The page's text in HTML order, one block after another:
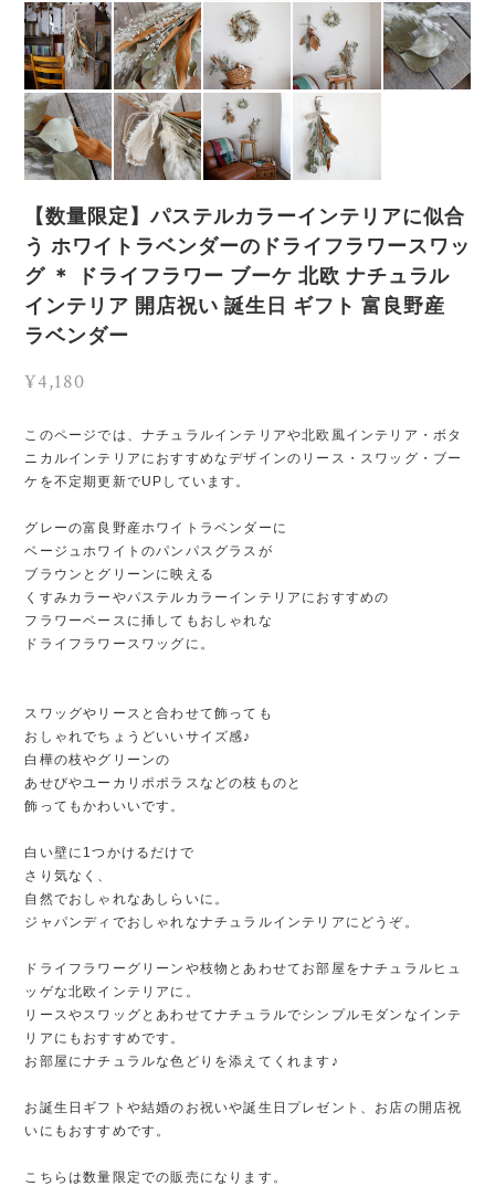
【数量限定】パステルカラーインテリアに似合
う ホワイトラベンダーのドライフラワースワッ
グ ＊ ドライフラワー ブーケ 北欧 ナチュラル
インテリア 開店祝い 誕生日 ギフト 富良野産
ラベンダー
¥4,180
このページでは、ナチュラルインテリアや北欧風インテリア・ボタ
ニカルインテリアにおすすめなデザインのリース・スワッグ・ブー
ケを不定期更新でUPしています。
グレーの富良野産ホワイトラベンダーに
ベージュホワイトのパンパスグラスが
ブラウンとグリーンに映える
くすみカラーやパステルカラーインテリアにおすすめの
フラワーベースに挿してもおしゃれな
ドライフラワースワッグに。
スワッグやリースと合わせて飾っても
おしゃれでちょうどいいサイズ感♪
白樺の枝やグリーンの
あせびやユーカリポポラスなどの枝ものと
飾ってもかわいいです。
白い壁に1つかけるだけで
さり気なく、
自然でおしゃれなあしらいに。
ジャパンディでおしゃれなナチュラルインテリアにどうぞ。
ドライフラワーグリーンや枝物とあわせてお部屋をナチュラルヒュ
ッゲな北欧インテリアに。
リースやスワッグとあわせてナチュラルでシンプルモダンなインテ
リアにもおすすめです。
お部屋にナチュラルな色どりを添えてくれます♪
お誕生日ギフトや結婚のお祝いや誕生日プレゼント、お店の開店祝
いにもおすすめです。
こちらは数量限定での販売になります。